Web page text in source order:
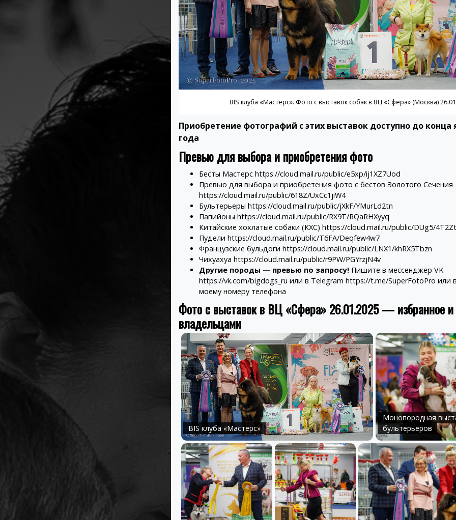
BIS клуба «Мастерс». Фото с выставок собак в ВЦ «Сфера» (Москва)
Приобретение фотографий с этих выставок доступно до конца
года
Превью для выбора и приобретения фото
Бесты Мастерс https://cloud.mail.ru/public/e5xp/ij1XZ7Uod
Превью для выбора и приобретения фото с бестов Золотого Сечения
https://cloud.mail.ru/public/618Z/UxCc1jiW4
Бультерьеры https://cloud.mail.ru/public/jXkF/YMurLd2tn
Папийоны https://cloud.mail.ru/public/RX9T/RQaRHXyyq
Китайские хохлатые собаки (КХС) https://cloud.mail.ru/public/DUg5/
Пудели https://cloud.mail.ru/public/T6FA/Deqfew4w7
Французские бульдоги https://cloud.mail.ru/public/LNX1/khRX5Tbzn
Чихуахуа https://cloud.mail.ru/public/r9PW/PGYrzjN4v
Другие породы — превью по запросу! Пишите в мессенджер VK
https://vk.com/bigdogs_ru или в Telegram https://t.me/SuperFotoPro или
моему номеру телефона
Фото с выставок в ВЦ «Сфера» 26.01.2025 — избранное
владельцами
BIS клуба «Мастерс»
Монопородная
бультерьеров
Щенок
светом